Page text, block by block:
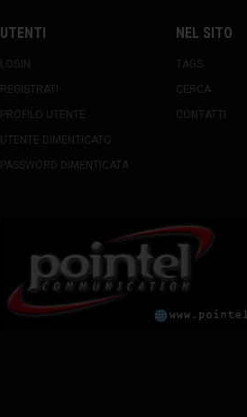
UTENTI
LOGIN
REGISTRATI
PROFILO UTENTE
UTENTE DIMENTICATO
PASSWORD DIMENTICATA
NEL SITO
TAGS
CERCA
CONTATTI